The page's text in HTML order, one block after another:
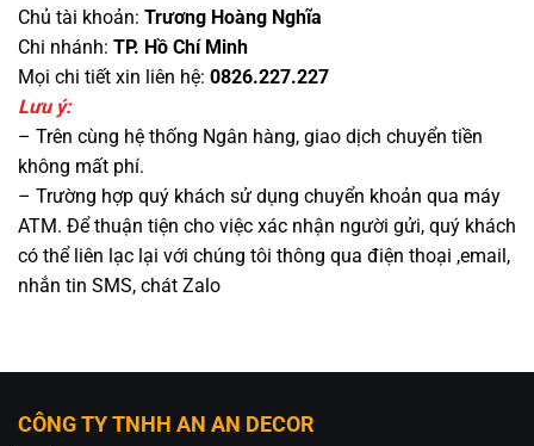
Chủ tài khoản: Trương Hoàng Nghĩa
Chi nhánh: TP. Hồ Chí Minh
Mọi chi tiết xin liên hệ: 0826.227.227
Lưu ý:
– Trên cùng hệ thống Ngân hàng, giao dịch chuyển tiền
không mất phí.
– Trường hợp quý khách sử dụng chuyển khoản qua máy
ATM. Để thuận tiện cho việc xác nhận người gửi, quý khách
có thể liên lạc lại với chúng tôi thông qua điện thoại ,email,
nhắn tin SMS, chát Zalo
CÔNG TY TNHH AN AN DECOR